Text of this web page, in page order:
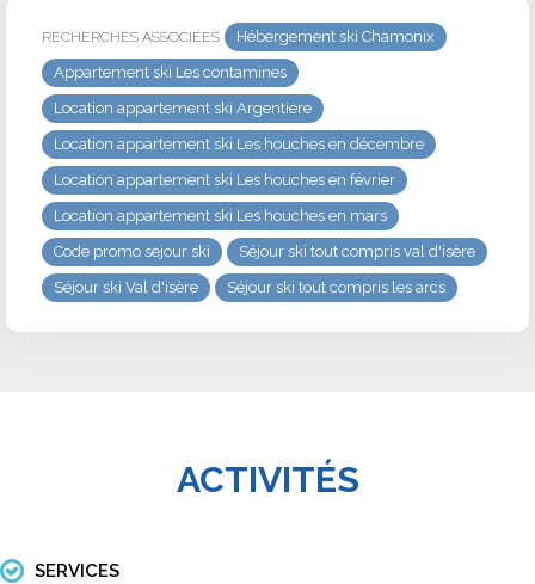
RECHERCHES ASSOCIÉES
Hébergement ski Chamonix
Appartement ski Les contamines
Location appartement ski Argentiere
Location appartement ski Les houches en décembre
Location appartement ski Les houches en février
Location appartement ski Les houches en mars
Code promo sejour ski
Séjour ski tout compris val d'isère
Séjour ski Val d'isère
Séjour ski tout compris les arcs
ACTIVITÉS
SERVICES